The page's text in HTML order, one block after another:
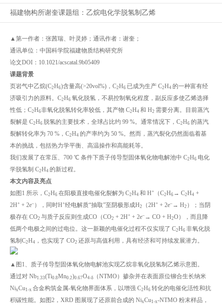
福建物构所谢奎课题组：乙烷电化学脱氢制乙烯
▲第一作者：张茜瑞、叶灵婷；通讯作者：谢奎；
通讯单位：中国科学院福建物质结构研究所
论文DOI：10.1021/acscatal.9b05409
课题背景
页岩气中乙烷(C2H6)含量高(>20vol%)，C2H6 已成为生产 C2H4 的一种富有经
济吸引力的原料。C2H6 氧化脱氢，不易控制氧化程度，副反应多使乙烯选择
性低；C2H6非氧化脱氢转化率较低，其产物 C2H4 和 H2 需要分离。目前蒸汽
裂解是 C2H6 脱氢的主要技术，全球占比约 99 %。通常情况下，C2H6 的蒸汽
裂解转化率为 70 %，C2H4 的产率约为 50 %。然而，蒸汽裂化仍然面临着基
本的挑战，包括热力学平衡、高温操作和高能耗等。
我们发展了在常压、700 ℃ 条件下质子传导型固体氧化物电解池中 C2H6 电化
学脱氢制 C2H4 的新过程。
本文内容及亮点
如图1 所示，C2H6 在阳极直接电催化裂解为 C2H4 和 H+ （C2H6 → C2H4 +
2H+ + 2e– ），同时H+经电解质“抽取”至阴极形成H2 （2H+ + 2e– → H2 ）；当阴
极存在 CO2 与质子反应则生成CO（CO2 + 2H+ + 2e– → CO + H2O），而且降
低两个电极之间的过电位。这一新颖的电催化过程不仅实现了 C2H6 非氧化脱
氢制C2H4 ，也实现了 CO2 还原与高值利用，具有经济和可持续发展潜力。
▲图1、质子传导型固体氧化物电解池实现乙烷非氧化脱氢制乙烯示意图。
通过对 Nb1.33(Ti0.8Mn0.2)0.67O4-δ
（NTMO）掺杂并在表面原位铆合生长纳米
NixCu1-x 合金构筑金属-氧化物界面体系，以增强 C2H6 转化的电催化活性和抗
积碳性能。如图2，XRD 图展现了还原前合成的 NixCu1-x-NTMO 粉末样品，